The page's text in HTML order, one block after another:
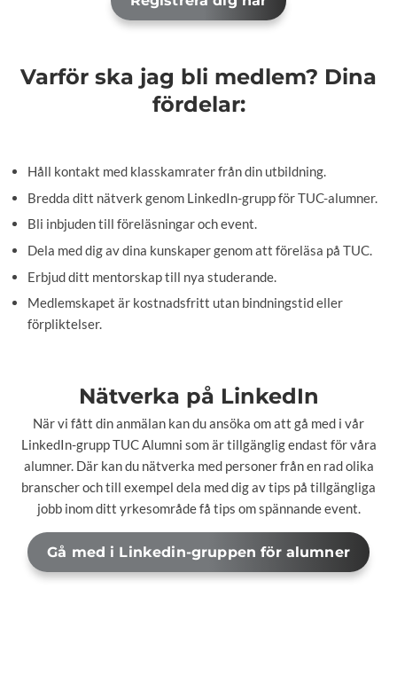
Varför ska jag bli medlem? Dina
fördelar:
Håll kontakt med klasskamrater från din utbildning.
Bredda ditt nätverk genom LinkedIn-grupp för TUC-alumner.
Bli inbjuden till föreläsningar och event.
Dela med dig av dina kunskaper genom att föreläsa på TUC.
Erbjud ditt mentorskap till nya studerande.
Medlemskapet är kostnadsfritt utan bindningstid eller
förpliktelser.
Nätverka på LinkedIn
När vi fått din anmälan kan du ansöka om att gå med i vår
LinkedIn-grupp TUC Alumni som är tillgänglig endast för våra
alumner. Där kan du nätverka med personer från en rad olika
branscher och till exempel dela med dig av tips på tillgängliga
jobb inom ditt yrkesområde få tips om spännande event.
Gå med i Linkedin-gruppen för alumner